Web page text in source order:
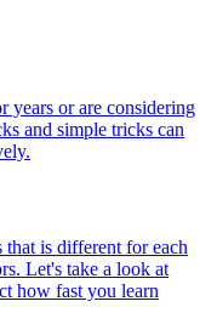
years or are considering
and simple tricks can
that is different for each
Let's take a look at
how fast you learn